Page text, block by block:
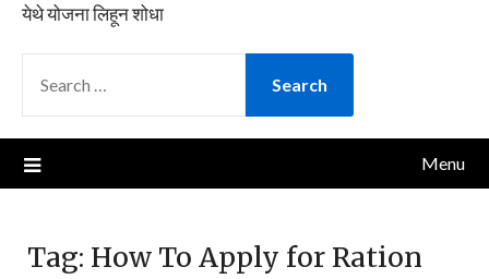
येथे योजना लिहून शोधा
FOR:
Menu
Tag: How To Apply for Ration